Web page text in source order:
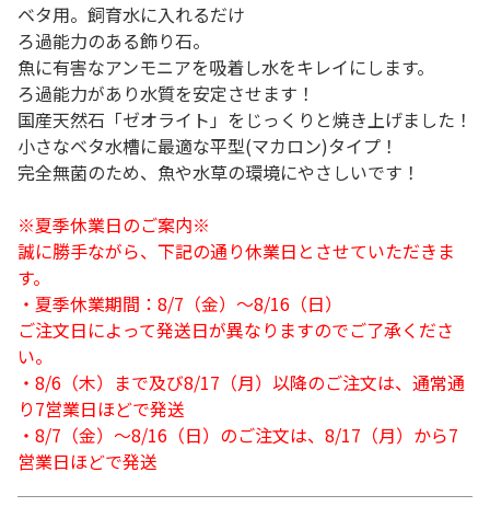
ベタ用。飼育水に入れるだけ
ろ過能力のある飾り石。
魚に有害なアンモニアを吸着し水をキレイにします。
ろ過能力があり水質を安定させます！
国産天然石「ゼオライト」をじっくりと焼き上げました！
小さなベタ水槽に最適な平型(マカロン)タイプ！
完全無菌のため、魚や水草の環境にやさしいです！
※夏季休業日のご案内※
誠に勝手ながら、下記の通り休業日とさせていただきま
す。
・夏季休業期間：8/7（金）～8/16（日）
ご注文日によって発送日が異なりますのでご了承くださ
い。
・8/6（木）まで及び8/17（月）以降のご注文は、通常通
り7営業日ほどで発送
・8/7（金）～8/16（日）のご注文は、8/17（月）から7
営業日ほどで発送